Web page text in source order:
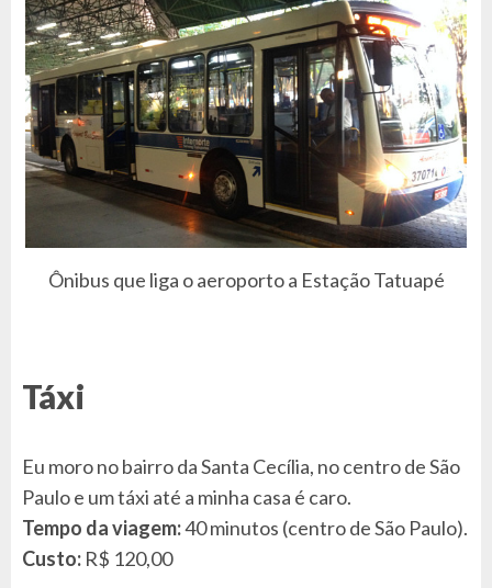
Ônibus que liga o aeroporto a Estação Tatuapé
Táxi
Eu moro no bairro da Santa Cecília, no centro de São
Paulo e um táxi até a minha casa é caro.
Tempo da viagem:40 minutos (centro de São Paulo).
Custo: R$ 120,00